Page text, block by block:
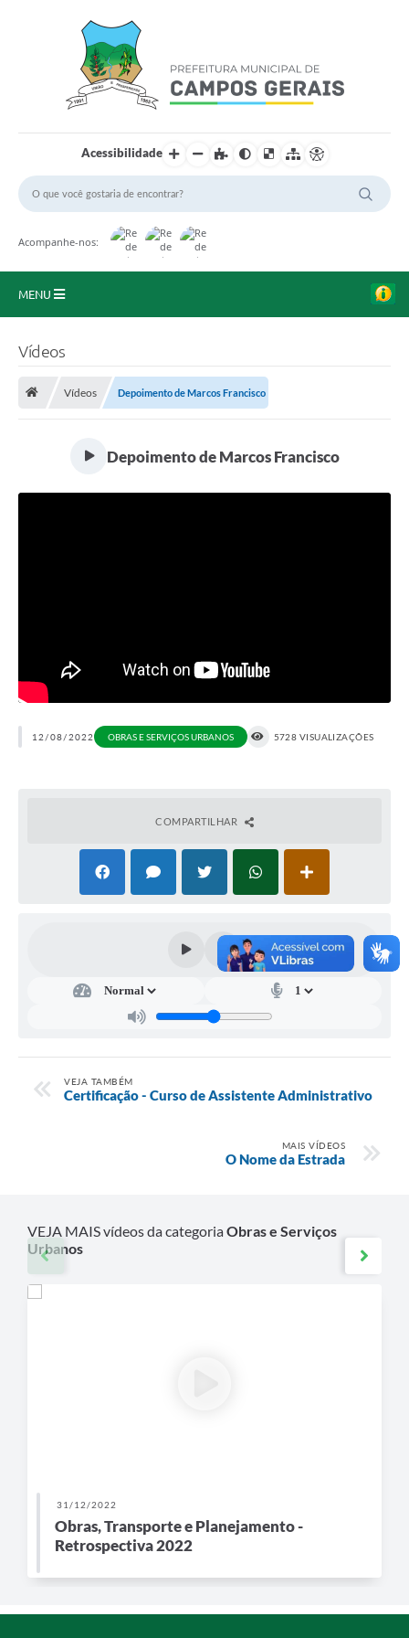
Acessibilidade
Acompanhe-nos:
MENU
Vídeos
Vídeos Depoimento de Marcos Francisco
Depoimento de Marcos Francisco
12/08/2022 OBRAS E SERVIÇOS URBANOS 5728 VISUALIZAÇÕES
COMPARTILHAR
VEJA TAMBÉM
Certificação - Curso de Assistente Administrativo
MAIS VÍDEOS
O Nome da Estrada
VEJA MAIS vídeos da categoriaObras e Serviços
Urbanos
31/12/2022
Obras, Transporte e Planejamento -
Retrospectiva 2022